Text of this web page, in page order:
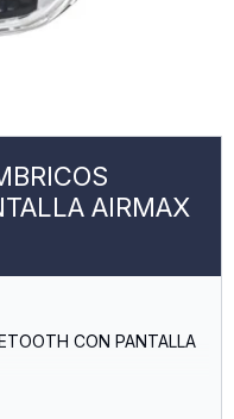
AIRMAX
CON PANTALLA